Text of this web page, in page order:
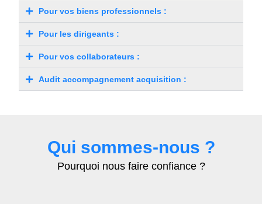
Pour vos biens professionnels :
Pour les dirigeants :
Pour vos collaborateurs :
Audit accompagnement acquisition :
Qui sommes-nous ?
Pourquoi nous faire confiance ?